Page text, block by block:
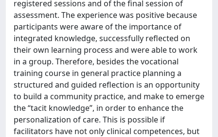
registered sessions and of the final session of
assessment. The experience was positive because
participants were aware of the importance of
integrated knowledge, successfully reflected on
their own learning process and were able to work
in a group. Therefore, besides the vocational
training course in general practice planning a
structured and guided reflection is an opportunity
to build a community practice, and make to emerge
the “tacit knowledge”, in order to enhance the
personalization of care. This is possible if
facilitators have not only clinical competences, but